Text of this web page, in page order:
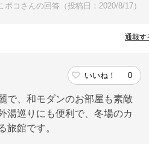
ポコさんの回答（投稿日：2020/8/17）
通報す
いいね！ 0
で、和モダンのお部屋も素敵
湯巡りにも便利で、冬場のカ
旅館です。